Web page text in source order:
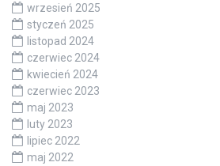
wrzesień 2025
styczeń 2025
listopad 2024
czerwiec 2024
kwiecień 2024
czerwiec 2023
maj 2023
luty 2023
lipiec 2022
maj 2022